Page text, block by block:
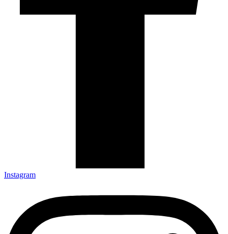
Instagram